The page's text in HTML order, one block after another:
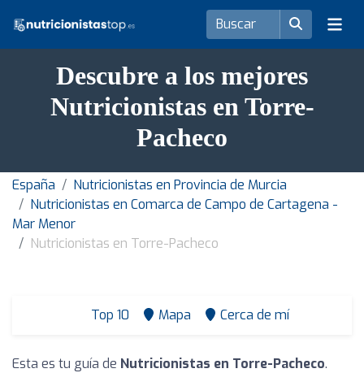
Descubre a los mejores
Nutricionistas en Torre-
Pacheco
España
Nutricionistas en Provincia de Murcia
Nutricionistas en Comarca de Campo de Cartagena -
Mar Menor
Nutricionistas en Torre-Pacheco
Top 10 Mapa Cerca de mí
Esta es tu guía de Nutricionistas en Torre-Pacheco.